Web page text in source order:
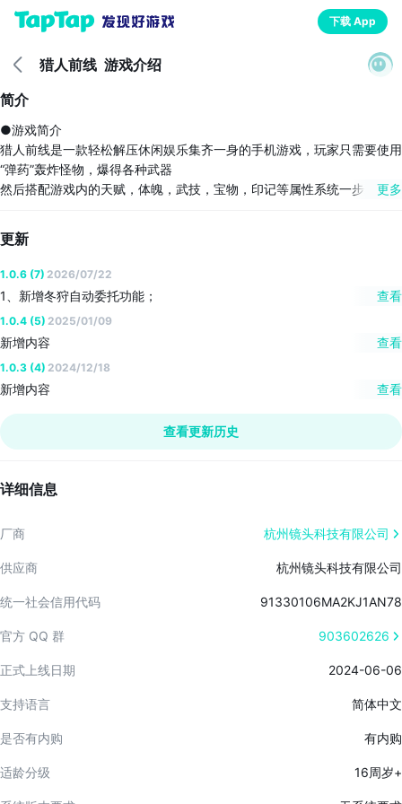
下载 App
猎人前线 游戏介绍
简介
●游戏简介
猎人前线是一款轻松解压休闲娱乐集齐一身的手机游戏，玩家只需要使用
“弹药”轰炸怪物，爆得各种武器
然后搭配游戏内的天赋，体魄，武技，宝物，印记等属性系统一步步成
游戏内有多种武器可以自由搭配，掌握克制关系，跟玩家斗智斗勇，展现
你的冒险精神和策略思维！
更多
更新
1.0.6 (7) 2026/07/22
1、新增冬狩自动委托功能；
2、修复已知BUG。
查看
1.0.4 (5) 2025/01/09
新增内容
1、“爆装玩法”代替“合成玩法”
2、武器提升方式大改版
4、新增悬赏玩法，猎人就该打猎
5、新增狩猎场地图及关卡
7、双卡又双叒叕添新福利
查看
1.0.3 (4) 2024/12/18
新增内容
2、武器提升方式大改版
3、新增弹药系统，爆装效率拉满
5、新增狩猎场地图及关卡
7、双卡又双叒叕添新福利
查看
查看更新历史
详细信息
厂商 杭州镜头科技有限公司
供应商 杭州镜头科技有限公司
统一社会信用代码 91330106MA2KJ1AN78
官方 QQ 群 903602626
正式上线日期 2024-06-06
支持语言 简体中文
是否有内购 有内购
适龄分级 16周岁+